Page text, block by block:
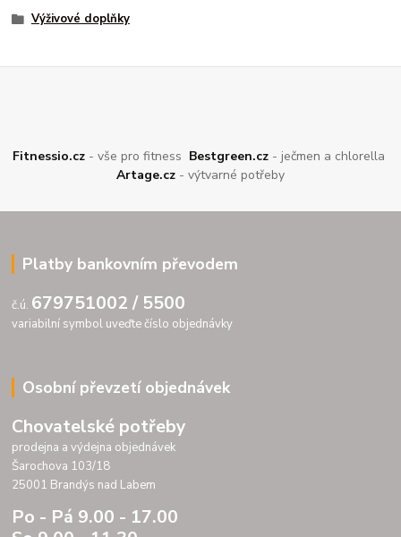
Výživové doplňky
Fitnessio.cz - vše pro fitness Bestgreen.cz - ječmen a chlorella
Artage.cz - výtvarné potřeby
Platby bankovním převodem
č.ú. 679751002 / 5500
variabilní symbol uveďte číslo objednávky
Osobní převzetí objednávek
Chovatelské potřeby
prodejna a výdejna objednávek
Šarochova 103/18
25001 Brandýs nad Labem
Po - Pá 9.00 - 17.00